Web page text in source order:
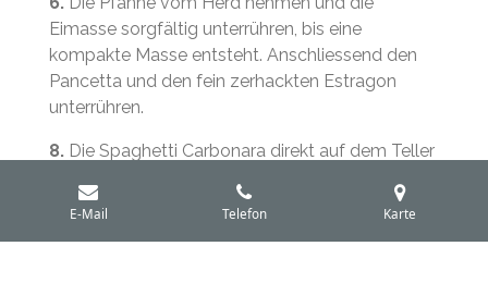
Eimasse sorgfältig unterrühren, bis eine
kompakte Masse entsteht. Anschliessend den
Pancetta und den fein zerhackten Estragon
unterrühren.
8.Die Spaghetti Carbonara direkt auf dem Teller
Schöpfkelle mit einer grossen Gabel aufgerollt
E-Mail Telefon Karte